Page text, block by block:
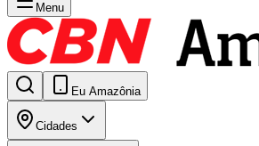
Menu
Eu Amazônia
Cidades